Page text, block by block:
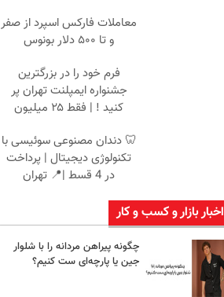
معاملات فارکس اسپرد از صفر
و تا ۵۰۰ دلار بونوس
فرم خود را در بزرگترین
جشنواره ایمپلنت تهران پر
کنید ! | فقط ۲۵ میلیون
🦷 دندان مصنوعی سوئیسی با
تکنولوژی دیجیتال | پرداخت
در 4 قسط |📍 تهران
اخبار بازار و کسب و کار
چگونه پیراهن مردانه را با شلوار
جین یا پارچه‌ای ست کنیم؟